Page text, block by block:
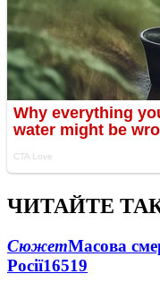
ЧИТАЙТЕ
СюжетМасова
Росії16519